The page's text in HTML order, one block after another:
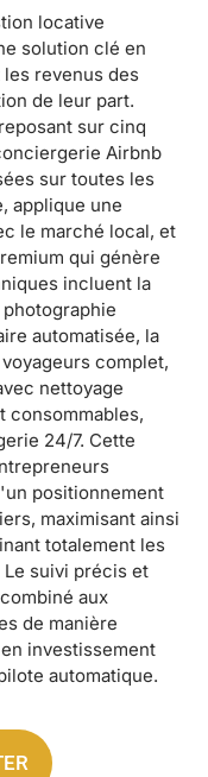
locative
solution clé en
revenus des
de leur part.
sur cinq
Airbnb
sur toutes les
applique une
le marché local, et
qui génère
incluent la
automatisée, la
complet,
nettoyage
consommables,
24/7. Cette
positionnement
maximisant ainsi
totalement les
suivi précis et
aux
de manière
investissement
automatique.